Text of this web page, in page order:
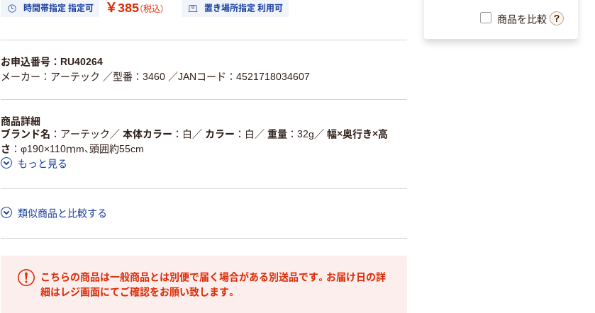
時間帯指定 指定可 ￥385（税込） 置き場所指定 利用可
お申込番号：RU40264
メーカー：アーテック ／型番：3460 ／JANコード：4521718034607
商品詳細
ブランド名
アーテック ／ 本体カラー 白 ／ カラー 白 ／ 重量 32g ／ 幅×奥行き×高
さ
φ190×110ｍm、頭囲約55cm
もっと見る
類似商品と比較する
こちらの商品は一般商品とは別便で届く場合がある別送品です。お届け日の詳
細はレジ画面にてご確認をお願い致します。
商品を比較